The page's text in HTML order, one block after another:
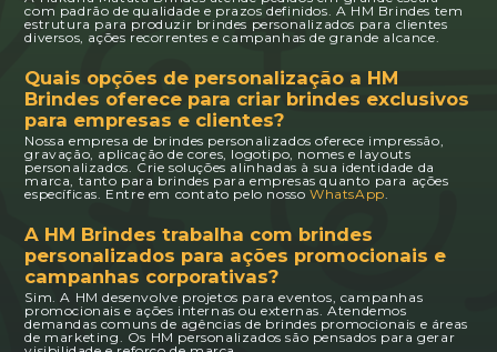
com padrão de qualidade e prazos definidos. A HM Brindes tem
estrutura para produzir brindes personalizados para clientes
diversos, ações recorrentes e campanhas de grande alcance.
Quais opções de personalização a HM
Brindes oferece para criar brindes exclusivos
para empresas e clientes?
Nossa empresa de brindes personalizados oferece impressão,
gravação, aplicação de cores, logotipo, nomes e layouts
personalizados. Crie soluções alinhadas à sua identidade da
marca, tanto para brindes para empresas quanto para ações
específicas. Entre em contato pelo nossoWhatsApp.
A HM Brindes trabalha com brindes
personalizados para ações promocionais e
campanhas corporativas?
Sim. A HM desenvolve projetos para eventos, campanhas
promocionais e ações internas ou externas. Atendemos
demandas comuns de agências de brindes promocionais e áreas
de marketing. Os HM personalizados são pensados para gerar